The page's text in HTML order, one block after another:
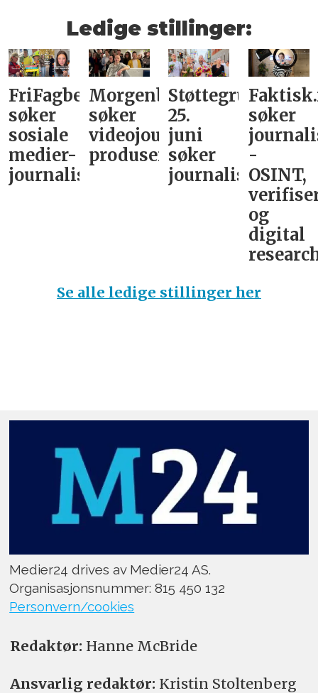
Ledige stillinger:
FriFagbevegelse
søker
sosiale
medier-
journalist
Morgenbladet
søker
videojournalist/podkast-
produsent
Støttegruppa
25.
juni
søker
journalist
søker
-
OSINT,
og
digital
Se alle ledige stillinger her
Medier24 drives av Medier24 AS.
Organisasjonsnummer: 815 450 132
Personvern/cookies
Redaktør: Hanne McBride
Ansvarlig redaktør: Kristin Stoltenberg